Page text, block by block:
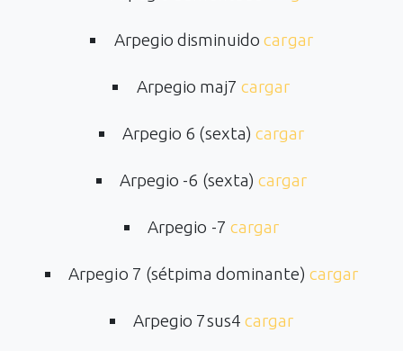
Arpegio disminuidocargar
Arpegio maj7cargar
Arpegio 6 (sexta) cargar
Arpegio -6 (sexta) cargar
Arpegio -7 cargar
Arpegio 7 (sétpima dominante) cargar
Arpegio 7sus4 cargar